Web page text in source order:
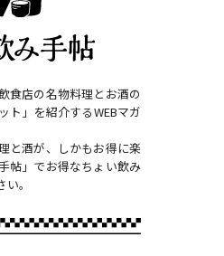
食店の名物料理とお酒の
ト」を紹介するWEBマガ
と酒が、しかもお得に楽
帖」でお得なちょい飲み
。